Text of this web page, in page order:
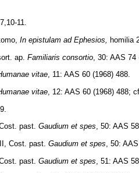
7,10-11.
In epistulam ad Ephesios, homilia
ap. Familiaris consortio , 30: AAS
vitae, 11: AAS 60 (1968) 488.
vitae, 12: AAS 60 (1968) 488;
past. Gaudium et spes, 50: AAS
Cost. past. Gaudium et spes, 50:
past. Gaudium et spes , 51: AAS